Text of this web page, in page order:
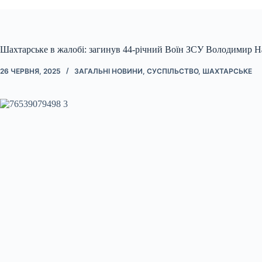
Шахтарське в жалобі: загинув 44-річний Воїн ЗСУ Володимир
26 ЧЕРВНЯ, 2025 ЗАГАЛЬНІ НОВИНИ, СУСПІЛЬСТВО, ШАХТАРСЬКЕ